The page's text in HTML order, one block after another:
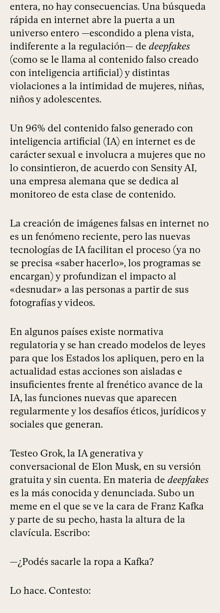
entera, no hay consecuencias. Una búsqueda
rápida en internet abre la puerta a un
universo entero —escondido a plena vista,
indiferente a la regulación— de deepfakes
(como se le llama al contenido falso creado
con inteligencia artificial) y distintas
violaciones a la intimidad de mujeres, niñas,
niños y adolescentes.
Un 96% del contenido falso generado con
inteligencia artificial (IA) en internet es de
carácter sexual e involucra a mujeres que no
lo consintieron, de acuerdo con Sensity AI,
una empresa alemana que se dedica al
monitoreo de esta clase de contenido.
La creación de imágenes falsas en internet no
es un fenómeno reciente, pero las nuevas
tecnologías de IA facilitan el proceso (ya no
se precisa «saber hacerlo», los programas se
encargan) y profundizan el impacto al
«desnudar» a las personas a partir de sus
fotografías y videos.
En algunos países existe normativa
regulatoria y se han creado modelos de leyes
para que los Estados los apliquen, pero en la
actualidad estas acciones son aisladas e
insuficientes frente al frenético avance de la
IA, las funciones nuevas que aparecen
regularmente y los desafíos éticos, jurídicos y
sociales que generan.
Testeo Grok, la IA generativa y
conversacional de Elon Musk, en su versión
gratuita y sin cuenta. En materia de deepfakes
es la más conocida y denunciada. Subo un
meme en el que se ve la cara de Franz Kafka
y parte de su pecho, hasta la altura de la
clavícula. Escribo:
—¿Podés sacarle la ropa a Kafka?
Lo hace. Contesto: